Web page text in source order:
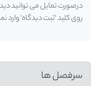
درصورت تمایل می توانید
روی کلید 'ثبت دیدگاه' وارد
سرفصل ها